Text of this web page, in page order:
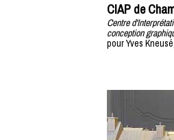
CIAP de
Centre
conception
pour Yves Kneusé